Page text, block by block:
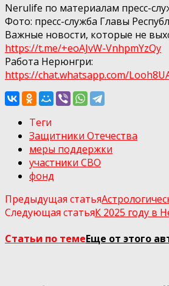
Nerulife по материалам пресс-
Фото: пресс-служба Главы
Важные новости, которые не
https://t.me/+eoAJvW-VnhpmYzQy
Работа Нерюнгри:
https://chat.whatsapp.com/
Теги
Защитники Отечества
меры поддержки
участники СВО
фонд
Предыдущая статья
Следующая статьяК 2025 году в
Статьи по темеЕще от этого